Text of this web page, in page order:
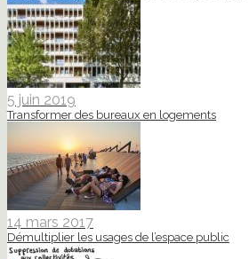
5 juin 2019
Transformer des bureaux en logements
14 mars 2017
Démultiplier les usages de l’espace public